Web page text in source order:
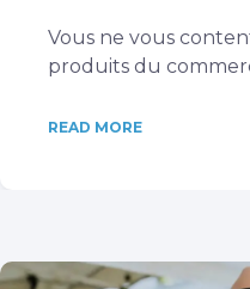
Vous ne vous
produits du
READ MORE